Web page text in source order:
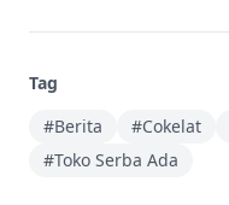
Tag
#Berita
#Cokelat
#Toko Serba Ada